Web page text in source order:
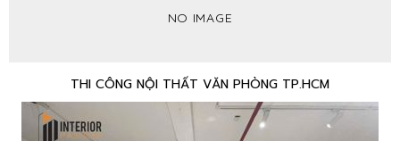
NO IMAGE
THI CÔNG NỘI THẤT VĂN PHÒNG TP.HCM